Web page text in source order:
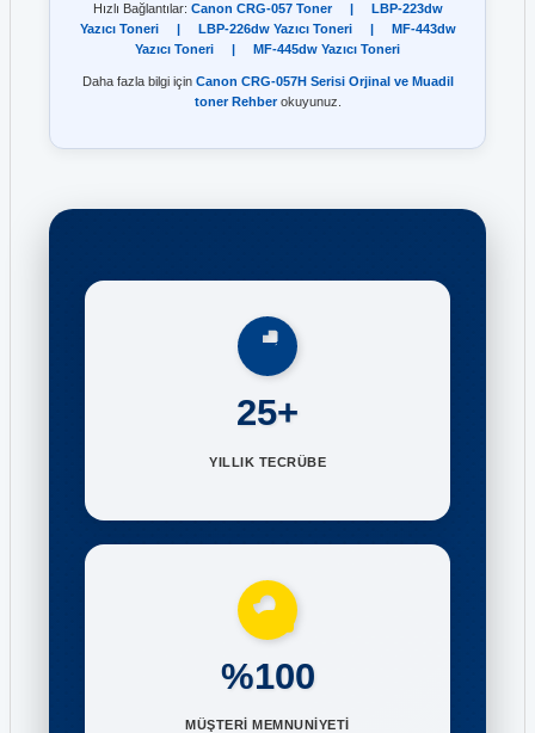
Hızlı Bağlantılar: Canon CRG-057 Toner |
LBP-223dw
Yazıcı Toneri
| LBP-226dw Yazıcı Toneri |
MF-443dw
Yazıcı Toneri
| MF-445dw Yazıcı Toneri
Daha fazla bilgi için Canon CRG-057H Serisi Orjinal ve Muadil
toner Rehberokuyunuz.
25+
YILLIK TECRÜBE
%100
MÜŞTERİ MEMNUNİYETİ